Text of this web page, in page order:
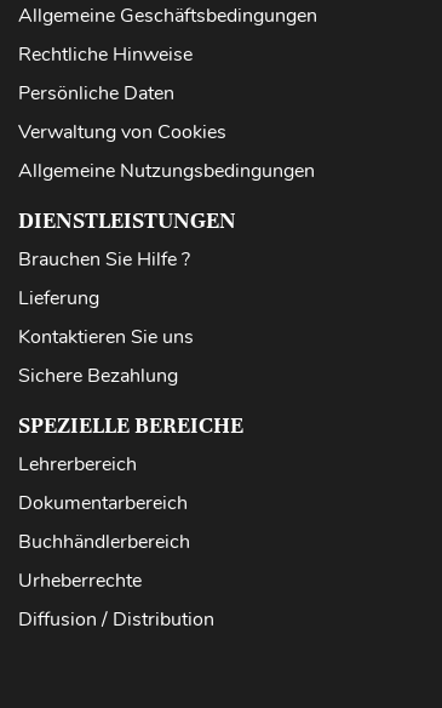
Allgemeine Geschäftsbedingungen
Rechtliche Hinweise
Persönliche Daten
Verwaltung von Cookies
Allgemeine Nutzungsbedingungen
DIENSTLEISTUNGEN
Brauchen Sie Hilfe ?
Lieferung
Kontaktieren Sie uns
Sichere Bezahlung
SPEZIELLE BEREICHE
Lehrerbereich
Dokumentarbereich
Buchhändlerbereich
Urheberrechte
Diffusion / Distribution